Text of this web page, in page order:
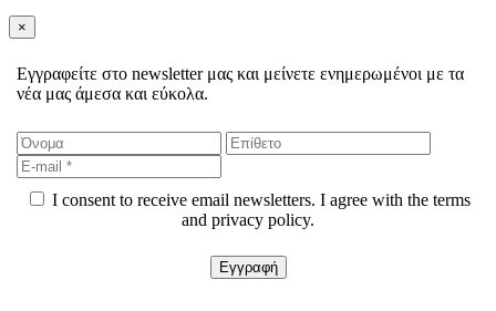
×
Εγγραφείτε στο newsletter μας και μείνετε ενημερωμένοι με τα
νέα μας άμεσα και εύκολα.
I consent to receive email newsletters. I agree with the terms
and privacy policy.